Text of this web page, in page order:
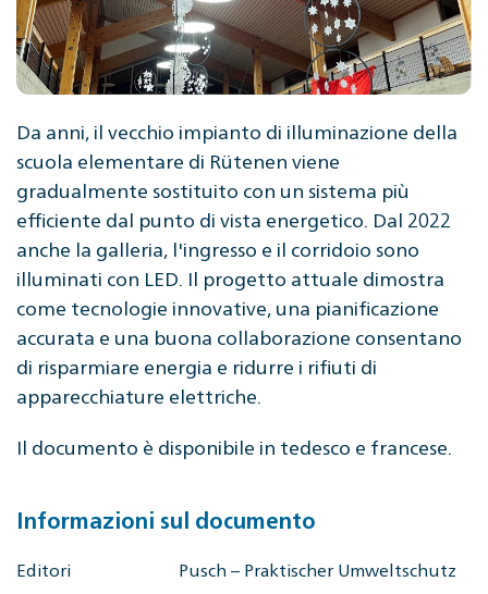
Da anni, il vecchio impianto di illuminazione della
scuola elementare di Rütenen viene
gradualmente sostituito con un sistema più
efficiente dal punto di vista energetico. Dal 2022
anche la galleria, l'ingresso e il corridoio sono
illuminati con LED. Il progetto attuale dimostra
come tecnologie innovative, una pianificazione
accurata e una buona collaborazione consentano
di risparmiare energia e ridurre i rifiuti di
apparecchiature elettriche.
Il documento è disponibile in tedesco e francese.
Informazioni sul documento
Editori Pusch – Praktischer Umweltschutz